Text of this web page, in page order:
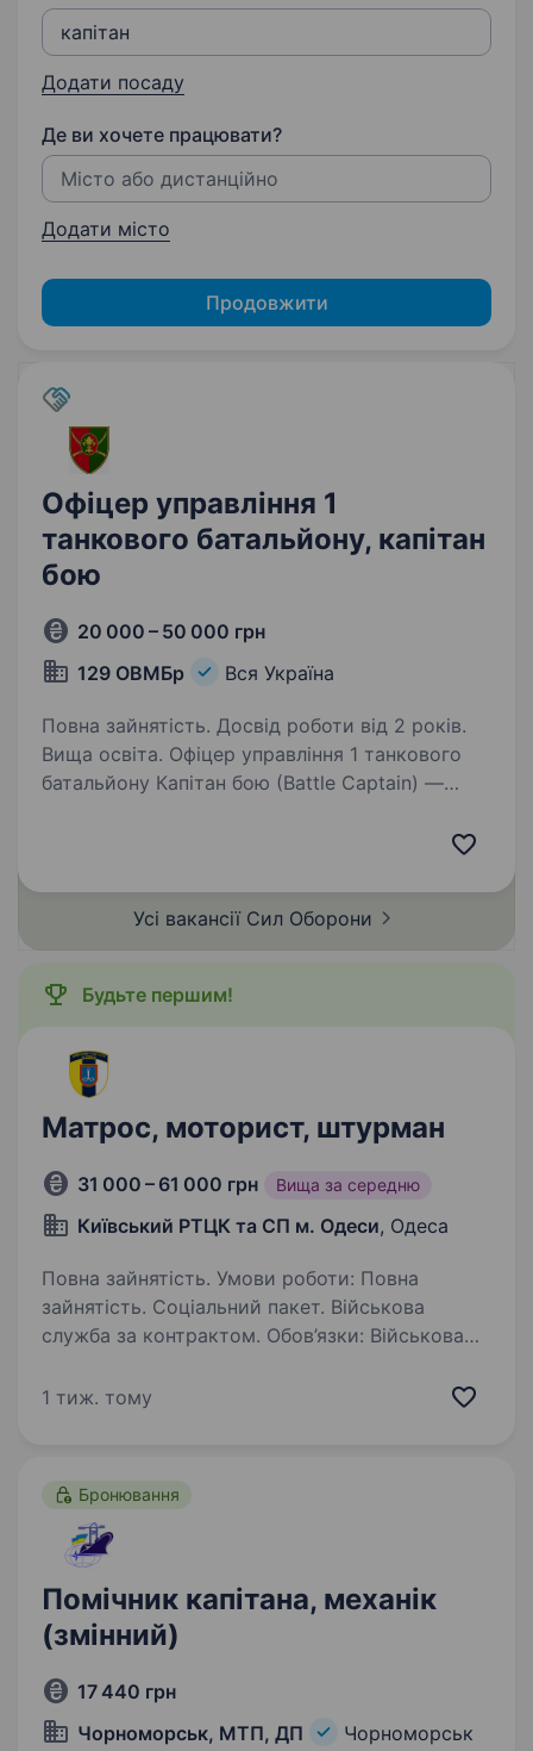
Додати посаду
Де ви хочете працювати?
Додати місто
Продовжити
Офіцер управління 1
танкового батальйону, капітан
бою
20 000 – 50 000 грн
129 ОВМБр
Вся Україна
Повна зайнятість. Досвід роботи від 2 років.
Вища освіта. Офіцер управління 1 танкового
батальйону Капітан бою (Battle Captain) —
управлінні поточними операціями в режимі
офіцера, який…
Усі вакансії Сил Оборони
Будьте першим!
Матрос, моторист, штурман
31 000 – 61 000 грн Вища за середню
Київський РТЦК та СП м. Одеси, Одеса
Повна зайнятість. Умови роботи: Повна
зайнятість. Соціальний пакет. Військова
служба за контрактом. Обов’язки: Військова
1 тиж. тому
Бронювання
Помічник капітана, механік
(змінний)
17 440 грн
Чорноморськ, МТП, ДП
Чорноморськ